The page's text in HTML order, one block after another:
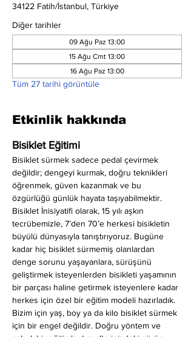
34122 Fatih/İstanbul, Türkiye
Diğer tarihler
09 Ağu Paz 13:00
15 Ağu Cmt 13:00
16 Ağu Paz 13:00
Tüm 27 tarihi görüntüle
Etkinlik hakkında
Bisiklet Eğitimi
Bisiklet sürmek sadece pedal çevirmek
değildir; dengeyi kurmak, doğru teknikleri
öğrenmek, güven kazanmak ve bu
özgürlüğü günlük hayata taşıyabilmektir.
Bisiklet İnisiyatifi olarak, 15 yılı aşkın
tecrübemizle, 7’den 70’e herkesi bisikletin
büyülü dünyasıyla tanıştırıyoruz. Bugüne
kadar hiç bisiklet sürmemiş olanlardan
denge sorunu yaşayanlara, sürüşünü
geliştirmek isteyenlerden bisikleti yaşamının
bir parçası haline getirmek isteyenlere kadar
herkes için özel bir eğitim modeli hazırladık.
Bizim için yaş, boy ya da kilo bisiklet sürmek
için bir engel değildir. Doğru yöntem ve